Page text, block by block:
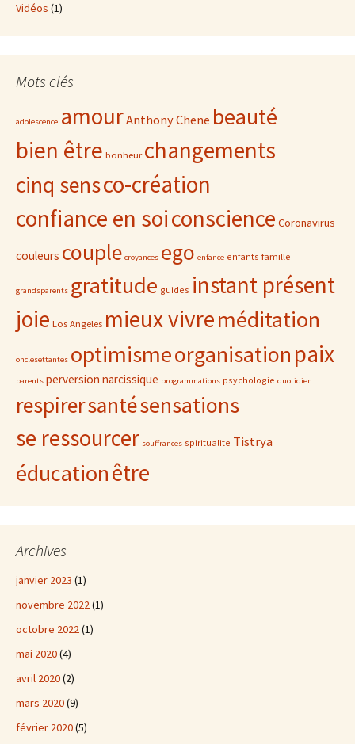
Vidéos (1)
Mots clés
adolescence amourAnthony Chene beauté
bien être bonheur changements
cinq sensco-création
confiance en soiconscience Coronavirus
couleurs couple croyances ego enfance enfants famille
grandsparents gratitude guides instant présent
joie Los Angeles mieux vivreméditation
onclesettantes optimismeorganisationpaix
parents perversion narcissique programmations psychologie quotidien
respirersantésensations
se ressourcer souffrances spiritualite Tistrya
éducationêtre
Archives
janvier 2023 (1)
novembre 2022(1)
octobre 2022(1)
mai 2020(4)
avril 2020(2)
mars 2020(9)
février 2020(5)